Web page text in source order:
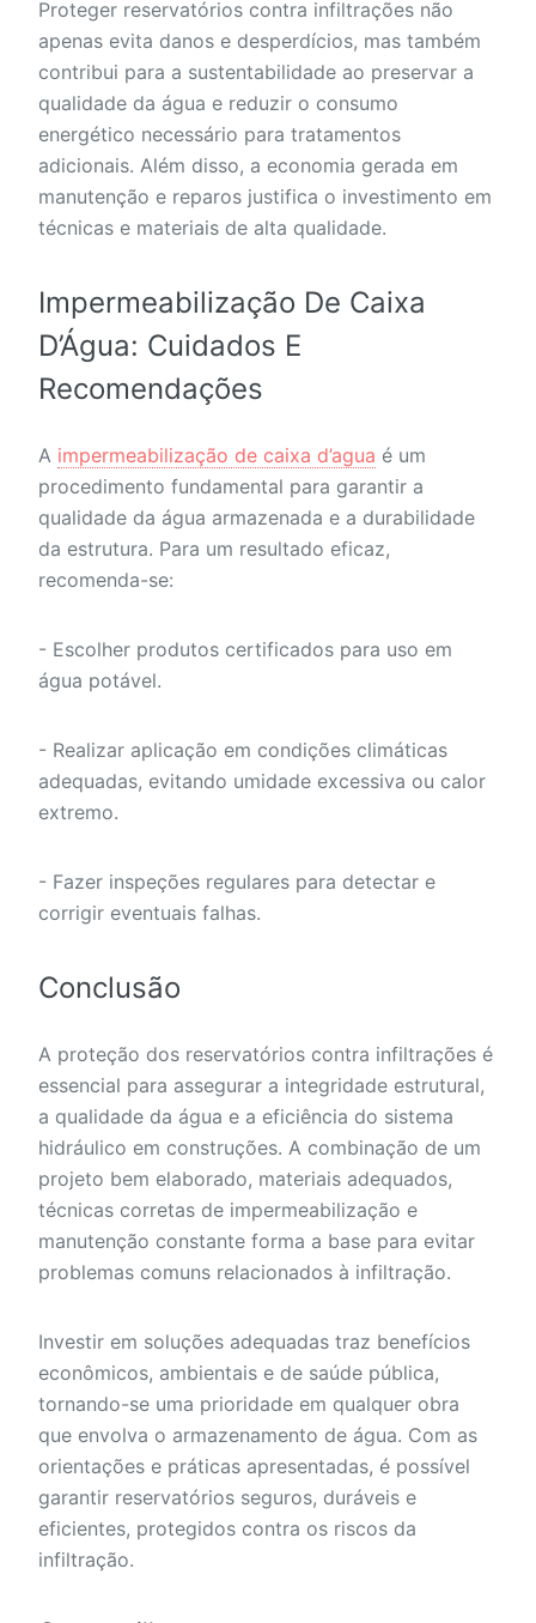
Proteger reservatórios contra infiltrações não
apenas evita danos e desperdícios, mas também
contribui para a sustentabilidade ao preservar a
qualidade da água e reduzir o consumo
energético necessário para tratamentos
adicionais. Além disso, a economia gerada em
manutenção e reparos justifica o investimento em
técnicas e materiais de alta qualidade.
Impermeabilização De Caixa
D’Água: Cuidados E
Recomendações
A impermeabilização de caixa d’agua é um
procedimento fundamental para garantir a
qualidade da água armazenada e a durabilidade
da estrutura. Para um resultado eficaz,
recomenda-se:
- Escolher produtos certificados para uso em
água potável.
- Realizar aplicação em condições climáticas
adequadas, evitando umidade excessiva ou calor
extremo.
- Fazer inspeções regulares para detectar e
corrigir eventuais falhas.
Conclusão
A proteção dos reservatórios contra infiltrações é
essencial para assegurar a integridade estrutural,
a qualidade da água e a eficiência do sistema
hidráulico em construções. A combinação de um
projeto bem elaborado, materiais adequados,
técnicas corretas de impermeabilização e
manutenção constante forma a base para evitar
problemas comuns relacionados à infiltração.
Investir em soluções adequadas traz benefícios
econômicos, ambientais e de saúde pública,
tornando-se uma prioridade em qualquer obra
que envolva o armazenamento de água. Com as
orientações e práticas apresentadas, é possível
garantir reservatórios seguros, duráveis e
eficientes, protegidos contra os riscos da
infiltração.